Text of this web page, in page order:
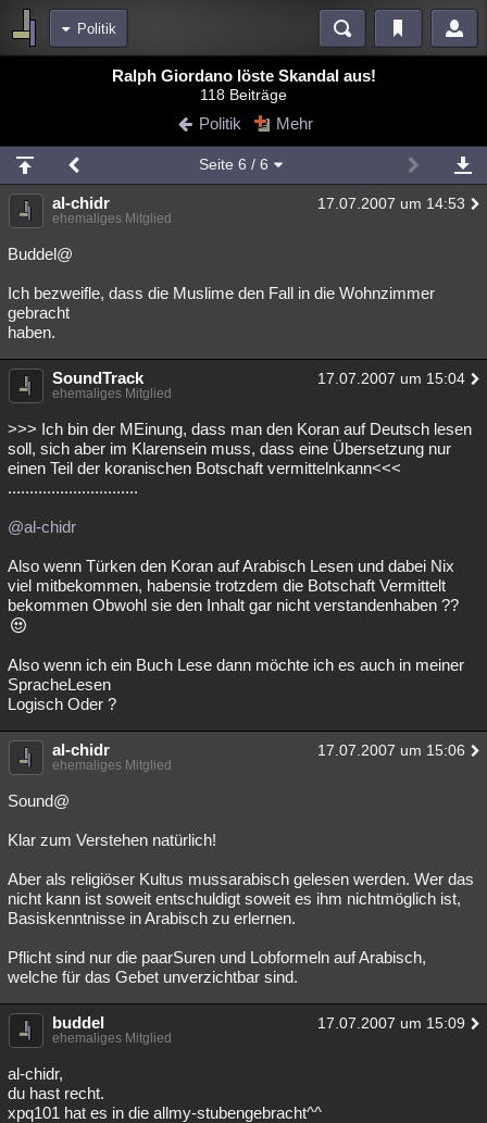
Politik
Blogs
Chat Wiki Neuigkeiten
meine Rubriken
Menschen Mystery Kriminalfälle
Spiritualität
Natur Umfragen Unterhaltung
weitere Rubriken
Philosophie Träume Orte Esoterik Literatur
Astronomie Helpdesk
Musik Clash Verbesserungen Allmystery English
Übersichten
Ralph Giordano löste Skandal aus!
118 Beiträge
Politik Mehr
Seite 6 / 6
al-chidr 17.07.2007 um 14:53
ehemaliges Mitglied
Buddel@
Ich bezweifle, dass die Muslime den Fall in die Wohnzimmer
gebracht
haben.
SoundTrack 17.07.2007 um 15:04
ehemaliges Mitglied
>>> Ich bin der MEinung, dass man den Koran auf Deutsch lesen
soll, sich aber im Klarensein muss, dass eine Übersetzung nur
einen Teil der koranischen Botschaft vermittelnkann<<<
..............................
@al-chidr
Also wenn Türken den Koran auf Arabisch Lesen und dabei Nix
viel mitbekommen, habensie trotzdem die Botschaft Vermittelt
bekommen Obwohl sie den Inhalt gar nicht verstandenhaben ??
Also wenn ich ein Buch Lese dann möchte ich es auch in meiner
SpracheLesen
Logisch Oder ?
al-chidr 17.07.2007 um 15:06
ehemaliges Mitglied
Sound@
Klar zum Verstehen natürlich!
Aber als religiöser Kultus mussarabisch gelesen werden. Wer das
nicht kann ist soweit entschuldigt soweit es ihm nichtmöglich ist,
Basiskenntnisse in Arabisch zu erlernen.
Pflicht sind nur die paarSuren und Lobformeln auf Arabisch,
welche für das Gebet unverzichtbar sind.
buddel 17.07.2007 um 15:09
ehemaliges Mitglied
al-chidr,
du hast recht.
xpq101 hat es in die allmy-stubengebracht^^